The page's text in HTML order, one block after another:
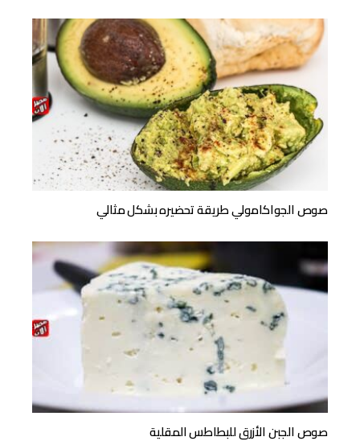
صوص الجواكامولي طريقة تحضيره بشكل مثالي
صوص الجبن الأزرق للبطاطس المقلية